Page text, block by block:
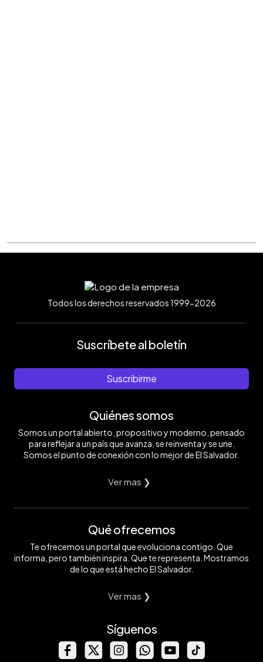
Todos los derechos reservados 1999-2026
Suscríbete al boletín
Suscribirme
Quiénes somos
Somos un portal abierto, propositivo y moderno, pensado
para reflejar a un país que avanza, se reinventa y se une.
Somos el punto de conexión con lo mejor de El Salvador.
Ver mas ❯
Qué ofrecemos
Te ofrecemos un portal que evoluciona contigo. Que
informa, pero también inspira. Que te representa. Mostramos
de lo que está hecho El Salvador.
Ver mas ❯
Síguenos